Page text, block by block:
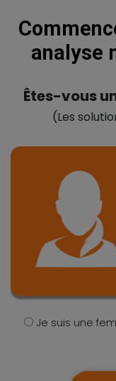
analyse
Êtes-vous
(Les
Je suis une